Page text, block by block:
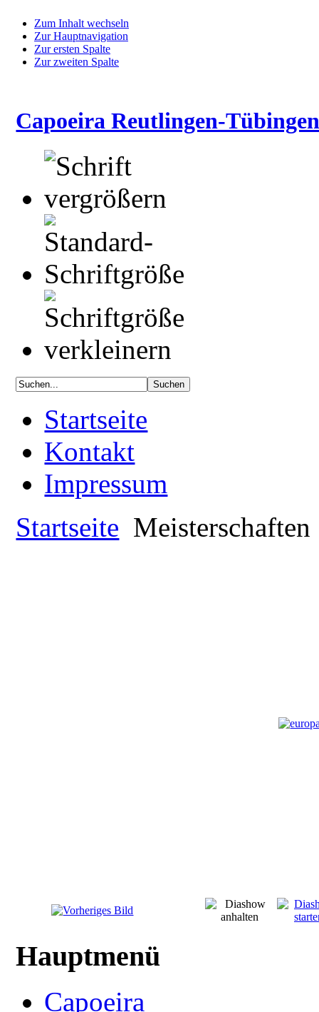
Zum Inhalt wechseln
Zur Hauptnavigation
Zur ersten Spalte
Zur zweiten Spalte
Capoeira Reutlingen-
Startseite
Kontakt
Impressum
Startseite Meisterschaften
Hauptmenü
Capoeira